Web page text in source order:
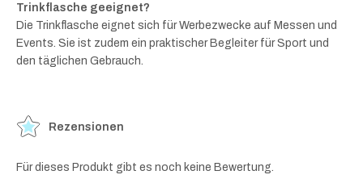
Trinkflasche geeignet?
Die Trinkflasche eignet sich für Werbezwecke auf Messen und
Events. Sie ist zudem ein praktischer Begleiter für Sport und
den täglichen Gebrauch.
Rezensionen
Für dieses Produkt gibt es noch keine Bewertung.